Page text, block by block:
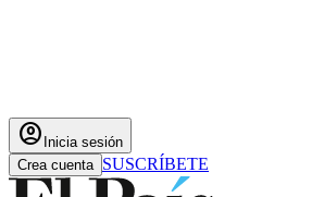
account_circle Inicia sesión
Crea cuenta SUSCRÍBETE